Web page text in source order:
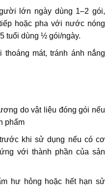
lớn ngày dùng 1–2 gói,
hoặc pha với nước nóng
tuổi dùng ½ gói/ngày.
thoáng mát, tránh ánh nắng
do vật liệu đóng gói nếu
phẩm
khi sử dụng nếu có cơ
với thành phần của sản
hư hỏng hoặc hết hạn sử